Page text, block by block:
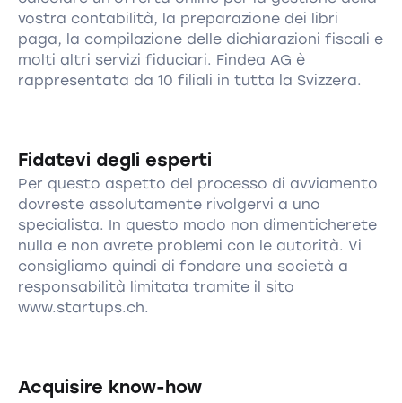
vostra contabilità, la preparazione dei libri
paga, la compilazione delle dichiarazioni fiscali e
molti altri servizi fiduciari. Findea AG è
rappresentata da 10 filiali in tutta la Svizzera.
Fidatevi degli esperti
Per questo aspetto del processo di avviamento
dovreste assolutamente rivolgervi a uno
specialista. In questo modo non dimenticherete
nulla e non avrete problemi con le autorità. Vi
consigliamo quindi di fondare una società a
responsabilità limitata tramite il sito
www.startups.ch.
Acquisire know-how